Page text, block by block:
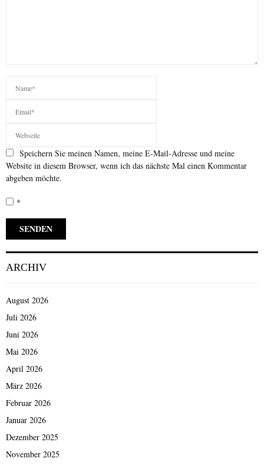
Speichern Sie meinen Namen, meine E-Mail-Adresse und meine
Website in diesem Browser, wenn ich das nächste Mal einen Kommentar
abgeben möchte.
*
ARCHIV
August 2026
Juli 2026
Juni 2026
Mai 2026
April 2026
März 2026
Februar 2026
Januar 2026
Dezember 2025
November 2025